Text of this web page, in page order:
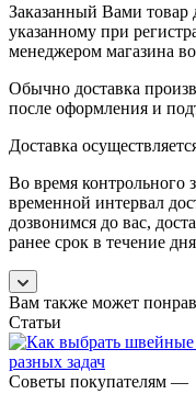
Заказанный Вами товар
указанному при
менеджером магазина
Обычно доставка
после оформления и
Доставка
Во время контрольного
временной интервал
дозвонимся до вас,
ранее срок в течение
Вам также может
Статьи
Советы покупателям —